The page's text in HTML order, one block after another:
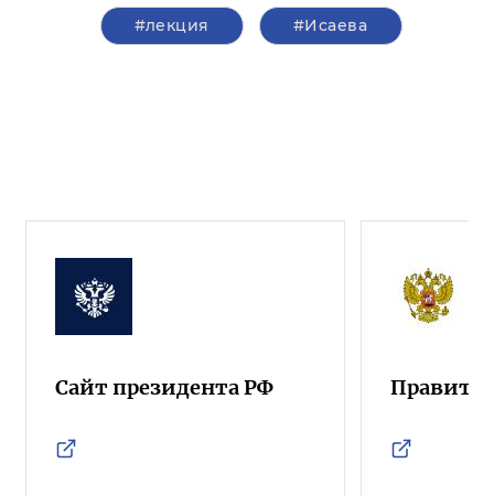
#лекция #Исаева
Сайт президента РФ